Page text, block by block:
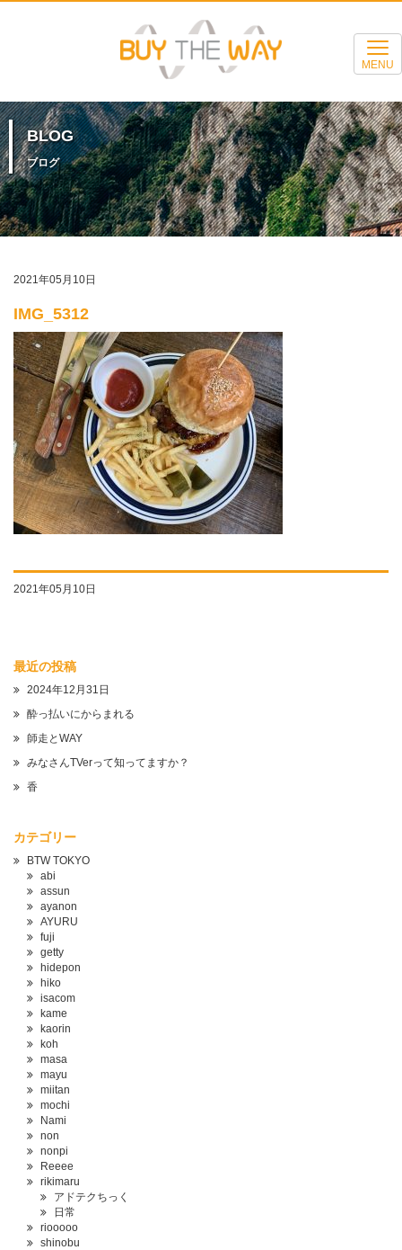
MENU
BLOG
ブログ
2021年05月10日
IMG_5312
2021年05月10日
最近の投稿
2024年12月31日
酔っ払いにからまれる
師走とWAY
みなさんTVerって知ってますか？
香
カテゴリー
BTW TOKYO
abi
assun
ayanon
AYURU
fuji
getty
hidepon
hiko
isacom
kame
kaorin
koh
masa
mayu
miitan
mochi
Nami
non
nonpi
Reeee
rikimaru
アドテクちっく
日常
riooooo
shinobu